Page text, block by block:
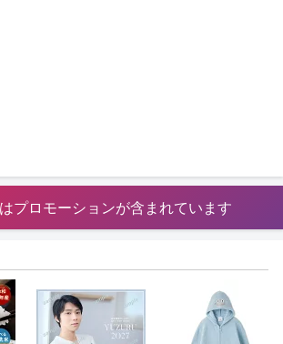
プロモーションが含まれています